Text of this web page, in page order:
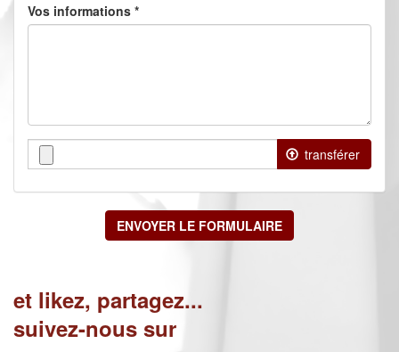
Vos informations *
transférer
Mo
Extensions
autorisées
:
ENVOYER LE FORMULAIRE
et likez, partagez...
suivez-nous sur